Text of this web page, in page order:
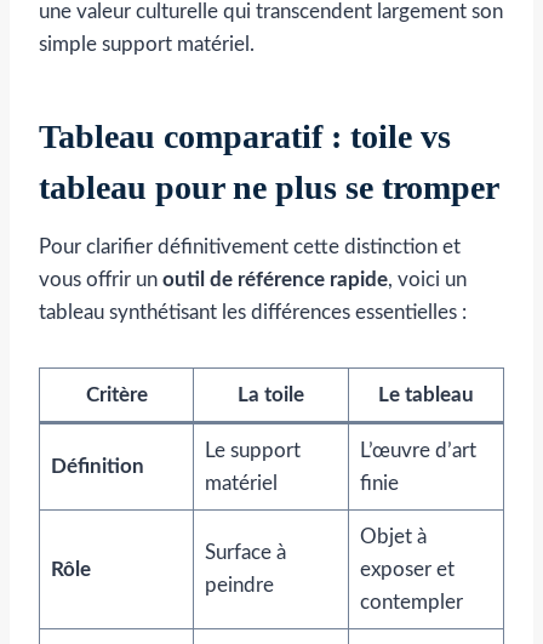
une valeur culturelle qui transcendent largement son
simple support matériel.
Tableau comparatif : toile vs
tableau pour ne plus se tromper
Pour clarifier définitivement cette distinction et
vous offrir un outil de référence rapide, voici un
tableau synthétisant les différences essentielles :
Critère La toile Le tableau
Définition
Le support
matériel
L’œuvre d’art
finie
Rôle
Surface à
peindre
Objet à
exposer et
contempler